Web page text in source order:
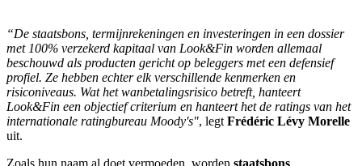
“De staatsbons, termijnrekeningen en investeringen in een dossier
met 100% verzekerd kapitaal van Look&Fin worden allemaal
beschouwd als producten gericht op beleggers met een defensief
profiel. Ze hebben echter elk verschillende kenmerken en
risiconiveaus. Wat het wanbetalingsrisico betreft, hanteert
Look&Fin een objectief criterium en hanteert het de ratings van het
internationale ratingbureau Moody's", legtFrédéric Lévy Morelle
uit.